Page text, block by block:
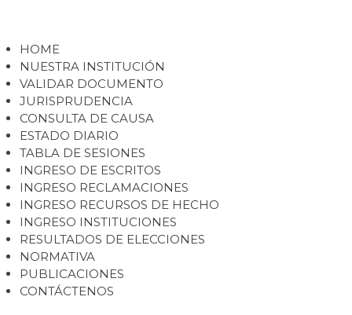
HOME
NUESTRA INSTITUCIÓN
VALIDAR DOCUMENTO
JURISPRUDENCIA
CONSULTA DE CAUSA
ESTADO DIARIO
TABLA DE SESIONES
INGRESO DE ESCRITOS
INGRESO RECLAMACIONES
INGRESO RECURSOS DE HECHO
INGRESO INSTITUCIONES
RESULTADOS DE ELECCIONES
NORMATIVA
PUBLICACIONES
CONTÁCTENOS